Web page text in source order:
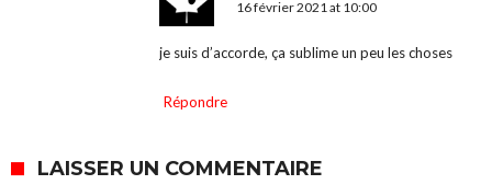
16 février 2021 at 10:00
je suis d’accorde, ça sublime un peu les choses
Répondre
LAISSER UN COMMENTAIRE